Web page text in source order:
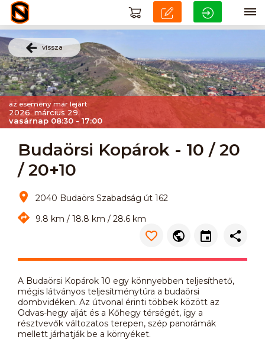
vissza
az esemény már lejárt
2026. március 29.
vasárnap 08:30 - 17:00
Budaörsi Kopárok - 10 / 20
/ 20+10
2040 Budaörs Szabadság út 162
9.8 km / 18.8 km / 28.6 km
A Budaörsi Kopárok 10 egy könnyebben teljesíthető,
mégis látványos teljesítménytúra a budaörsi
dombvidéken. Az útvonal érinti többek között az
Odvas-hegy alját és a Kőhegy térségét, így a
résztvevők változatos terepen, szép panorámák
mellett járhatják be a környéket.